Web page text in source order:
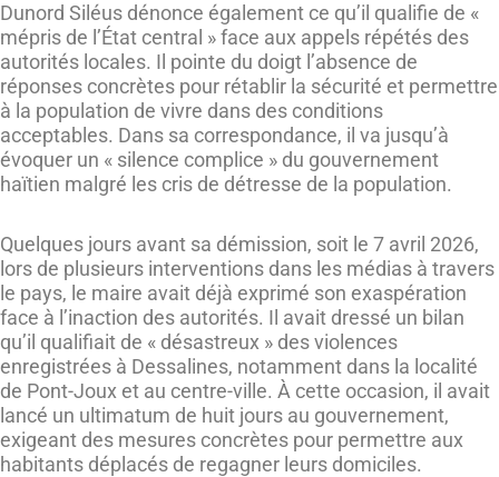
Dunord Siléus dénonce également ce qu’il qualifie de «
mépris de l’État central » face aux appels répétés des
autorités locales. Il pointe du doigt l’absence de
réponses concrètes pour rétablir la sécurité et permettre
à la population de vivre dans des conditions
acceptables. Dans sa correspondance, il va jusqu’à
évoquer un « silence complice » du gouvernement
haïtien malgré les cris de détresse de la population.
Quelques jours avant sa démission, soit le 7 avril 2026,
lors de plusieurs interventions dans les médias à travers
le pays, le maire avait déjà exprimé son exaspération
face à l’inaction des autorités. Il avait dressé un bilan
qu’il qualifiait de « désastreux » des violences
enregistrées à Dessalines, notamment dans la localité
de Pont-Joux et au centre-ville. À cette occasion, il avait
lancé un ultimatum de huit jours au gouvernement,
exigeant des mesures concrètes pour permettre aux
habitants déplacés de regagner leurs domiciles.